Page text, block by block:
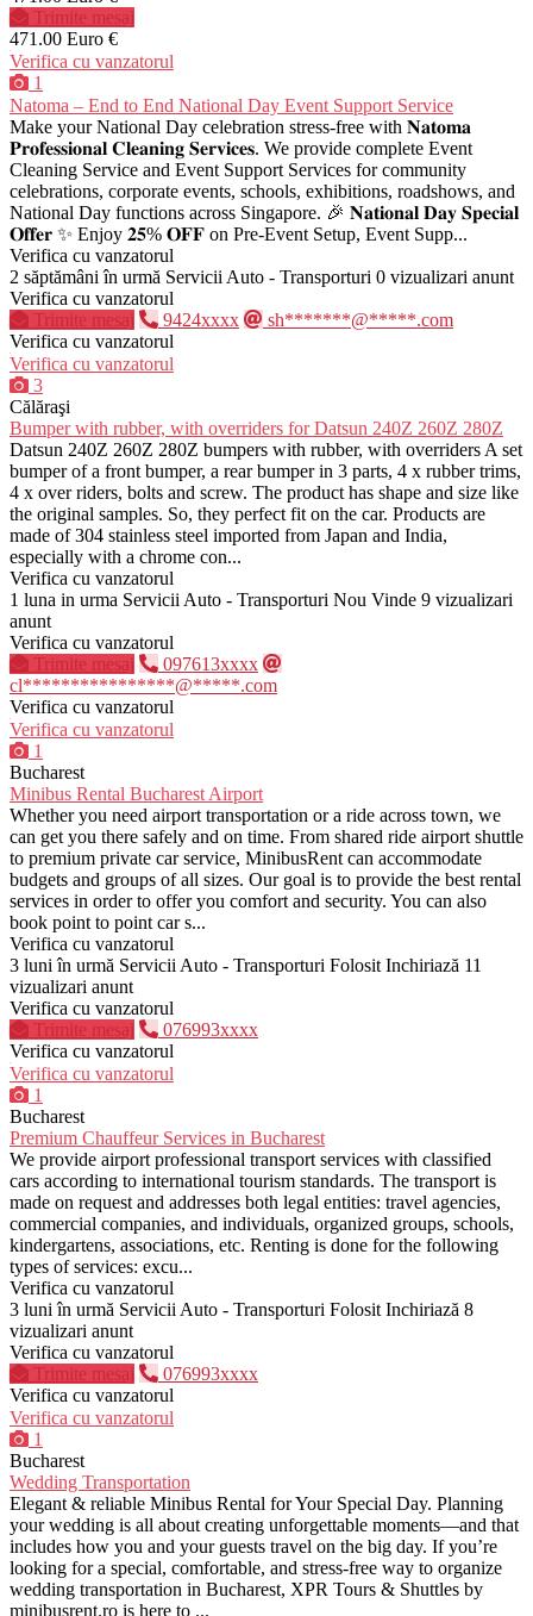
Trimite mesaj
471.00 Euro €
Verifica cu vanzatorul
1
Natoma – End to End National Day Event Support Service
Make your National Day celebration stress-free with 𝐍𝐚𝐭𝐨𝐦𝐚
𝐏𝐫𝐨𝐟𝐞𝐬𝐬𝐢𝐨𝐧𝐚𝐥 𝐂𝐥𝐞𝐚𝐧𝐢𝐧𝐠 𝐒𝐞𝐫𝐯𝐢𝐜𝐞𝐬. We provide complete Event
Cleaning Service and Event Support Services for community
celebrations, corporate events, schools, exhibitions, roadshows, and
National Day functions across Singapore. 🎉 𝐍𝐚𝐭𝐢𝐨𝐧𝐚𝐥 𝐃𝐚𝐲 𝐒𝐩𝐞𝐜𝐢𝐚𝐥
𝐎𝐟𝐟𝐞𝐫 ✨ Enjoy 𝟐𝟓% 𝐎𝐅𝐅 on Pre-Event Setup, Event Supp...
Verifica cu vanzatorul
2 săptămâni în urmă Servicii Auto - Transporturi 0 vizualizari anunt
Verifica cu vanzatorul
Trimite mesaj
9424xxxx
sh*******@*****.com
Verifica cu vanzatorul
Verifica cu vanzatorul
3
Călăraşi
Bumper with rubber, with overriders for Datsun 240Z 260Z 280Z
Datsun 240Z 260Z 280Z bumpers with rubber, with overriders A set
bumper of a front bumper, a rear bumper in 3 parts, 4 x rubber trims,
4 x over riders, bolts and screw. The product has shape and size like
the original samples. So, they perfect fit on the car. Products are
made of 304 stainless steel imported from Japan and India,
especially with a chrome con...
Verifica cu vanzatorul
1 luna in urma Servicii Auto - Transporturi Nou Vinde 9 vizualizari
anunt
Verifica cu vanzatorul
Trimite mesaj
097613xxxx
cl****************@*****.com
Verifica cu vanzatorul
Verifica cu vanzatorul
1
Bucharest
Minibus Rental Bucharest Airport
Whether you need airport transportation or a ride across town, we
can get you there safely and on time. From shared ride airport shuttle
to premium private car service, MinibusRent can accommodate
budgets and groups of all sizes. Our goal is to provide the best rental
services in order to offer you comfort and security. You can also
book point to point car s...
Verifica cu vanzatorul
3 luni în urmă Servicii Auto - Transporturi Folosit Inchiriază 11
vizualizari anunt
Verifica cu vanzatorul
Trimite mesaj
076993xxxx
Verifica cu vanzatorul
Verifica cu vanzatorul
1
Bucharest
Premium Chauffeur Services in Bucharest
We provide airport professional transport services with classified
cars according to international tourism standards. The transport is
made on request and addresses both legal entities: travel agencies,
commercial companies, and individuals, organized groups, schools,
kindergartens, associations, etc. Renting is done for the following
types of services: excu...
Verifica cu vanzatorul
3 luni în urmă Servicii Auto - Transporturi Folosit Inchiriază 8
vizualizari anunt
Verifica cu vanzatorul
Trimite mesaj
076993xxxx
Verifica cu vanzatorul
Verifica cu vanzatorul
1
Bucharest
Wedding Transportation
Elegant & reliable Minibus Rental for Your Special Day. Planning
your wedding is all about creating unforgettable moments—and that
includes how you and your guests travel on the big day. If you’re
looking for a special, comfortable, and stress-free way to organize
wedding transportation in Bucharest, XPR Tours & Shuttles by
minibusrent.ro is here to ...